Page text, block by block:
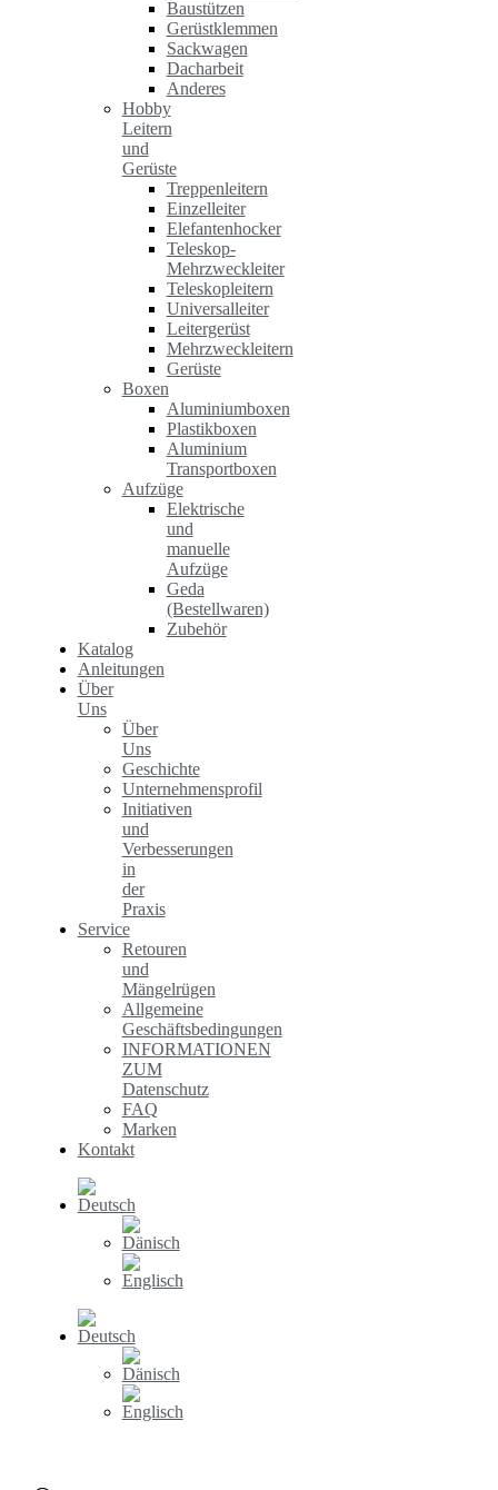
Baustützen
Gerüstklemmen
Sackwagen
Dacharbeit
Anderes
Hobby
Leitern
und
Gerüste
Treppenleitern
Einzelleiter
Elefantenhocker
Teleskop-
Mehrzweckleiter
Teleskopleitern
Universalleiter
Leitergerüst
Mehrzweckleitern
Gerüste
Boxen
Aluminiumboxen
Plastikboxen
Aluminium
Transportboxen
Aufzüge
Elektrische
und
manuelle
Aufzüge
Geda
(Bestellwaren)
Zubehör
Katalog
Anleitungen
Über
Uns
Über
Uns
Geschichte
Unternehmensprofil
Initiativen
und
Verbesserungen
in
der
Praxis
Service
Retouren
und
Mängelrügen
Allgemeine
Geschäftsbedingungen
INFORMATIONEN
ZUM
Datenschutz
FAQ
Marken
Kontakt